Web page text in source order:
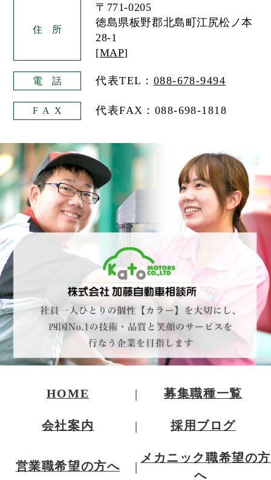
住 所
〒771-0205
徳島県板野郡北島町江尻松ノ本
28-1
[MAP]
電話 代表TEL： 088-678-9494
FAX 代表FAX：088-698-1818
HOME 募集職種一覧
採用ブログ
会社案内
営業職希望の方へ
メカニック職希望の方
へ